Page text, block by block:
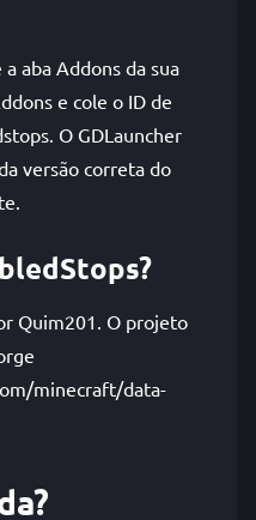
aba Addons da sua
e cole o ID de
O GDLauncher
versão correta do
Quim201. O projeto
minecraft/data-